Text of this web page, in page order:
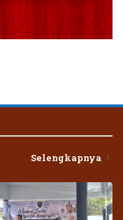
Selengkapnya